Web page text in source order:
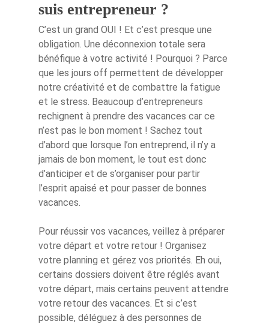
suis entrepreneur ?
C’est un grand OUI ! Et c’est presque une
obligation. Une déconnexion totale sera
bénéfique à votre activité ! Pourquoi ? Parce
que les jours off permettent de développer
notre créativité et de combattre la fatigue
et le stress. Beaucoup d’entrepreneurs
rechignent à prendre des vacances car ce
n’est pas le bon moment ! Sachez tout
d’abord que lorsque l’on entreprend, il n’y a
jamais de bon moment, le tout est donc
d’anticiper et de s’organiser pour partir
l’esprit apaisé et pour passer de bonnes
vacances.
Pour réussir vos vacances, veillez à préparer
votre départ et votre retour ! Organisez
votre planning et gérez vos priorités. Eh oui,
certains dossiers doivent être réglés avant
votre départ, mais certains peuvent attendre
votre retour des vacances. Et si c’est
possible, déléguez à des personnes de